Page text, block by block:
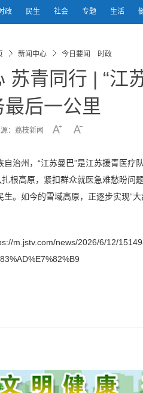
政 民生 社会 专题 生活
新闻中心 今日要闻 时政
苏青同行 | “江
最后一公里
：荔枝新闻
自治州，“江苏曼巴”是江苏援青医
扎根高原，紧扣群众就医急难愁盼问
。如今的雪域高原，正逐步实现“大
m.jstv.com/news/2026/6/12/